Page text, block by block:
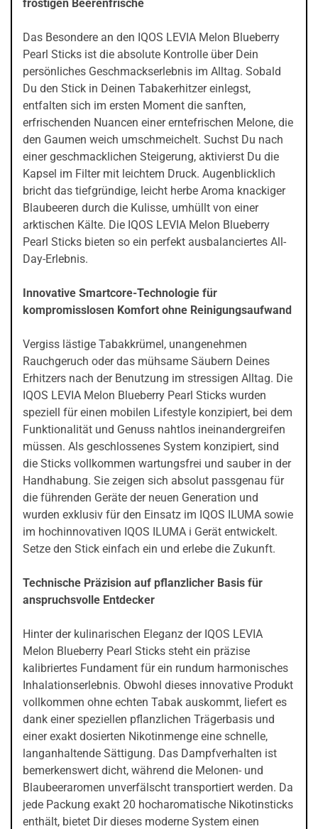
frostigen Beerenfrische
Das Besondere an den IQOS LEVIA Melon Blueberry
Pearl Sticks ist die absolute Kontrolle über Dein
persönliches Geschmackserlebnis im Alltag. Sobald
Du den Stick in Deinen Tabakerhitzer einlegst,
entfalten sich im ersten Moment die sanften,
erfrischenden Nuancen einer erntefrischen Melone, die
den Gaumen weich umschmeichelt. Suchst Du nach
einer geschmacklichen Steigerung, aktivierst Du die
Kapsel im Filter mit leichtem Druck. Augenblicklich
bricht das tiefgründige, leicht herbe Aroma knackiger
Blaubeeren durch die Kulisse, umhüllt von einer
arktischen Kälte. Die IQOS LEVIA Melon Blueberry
Pearl Sticks bieten so ein perfekt ausbalanciertes All-
Day-Erlebnis.
Innovative Smartcore-Technologie für
kompromisslosen Komfort ohne Reinigungsaufwand
Vergiss lästige Tabakkrümel, unangenehmen
Rauchgeruch oder das mühsame Säubern Deines
Erhitzers nach der Benutzung im stressigen Alltag. Die
IQOS LEVIA Melon Blueberry Pearl Sticks wurden
speziell für einen mobilen Lifestyle konzipiert, bei dem
Funktionalität und Genuss nahtlos ineinandergreifen
müssen. Als geschlossenes System konzipiert, sind
die Sticks vollkommen wartungsfrei und sauber in der
Handhabung. Sie zeigen sich absolut passgenau für
die führenden Geräte der neuen Generation und
wurden exklusiv für den Einsatz im IQOS ILUMA sowie
im hochinnovativen IQOS ILUMA i Gerät entwickelt.
Setze den Stick einfach ein und erlebe die Zukunft.
Technische Präzision auf pflanzlicher Basis für
anspruchsvolle Entdecker
Hinter der kulinarischen Eleganz der IQOS LEVIA
Melon Blueberry Pearl Sticks steht ein präzise
kalibriertes Fundament für ein rundum harmonisches
Inhalationserlebnis. Obwohl dieses innovative Produkt
vollkommen ohne echten Tabak auskommt, liefert es
dank einer speziellen pflanzlichen Trägerbasis und
einer exakt dosierten Nikotinmenge eine schnelle,
langanhaltende Sättigung. Das Dampfverhalten ist
bemerkenswert dicht, während die Melonen- und
Blaubeeraromen unverfälscht transportiert werden. Da
jede Packung exakt 20 hocharomatische Nikotinsticks
enthält, bietet Dir dieses moderne System einen